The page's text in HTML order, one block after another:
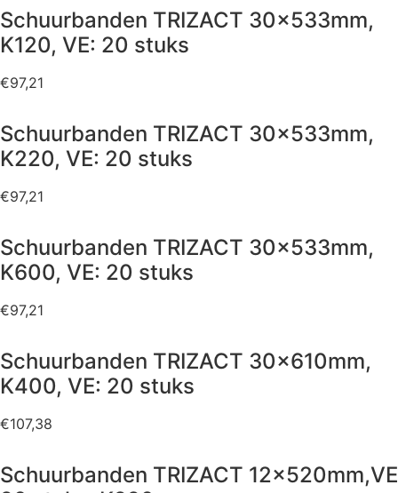
Schuurbanden TRIZACT 30x533mm,
K120, VE: 20 stuks
€97,21
Schuurbanden TRIZACT 30x533mm,
K220, VE: 20 stuks
€97,21
Schuurbanden TRIZACT 30x533mm,
K600, VE: 20 stuks
€97,21
Schuurbanden TRIZACT 30x610mm,
K400, VE: 20 stuks
€107,38
Schuurbanden TRIZACT 12x520mm,VE